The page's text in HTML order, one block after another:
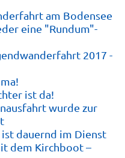
am Bodensee
eine "Rundum"-
2017 -
ist da!
wurde zur
dauernd im Dienst
dem Kirchboot –